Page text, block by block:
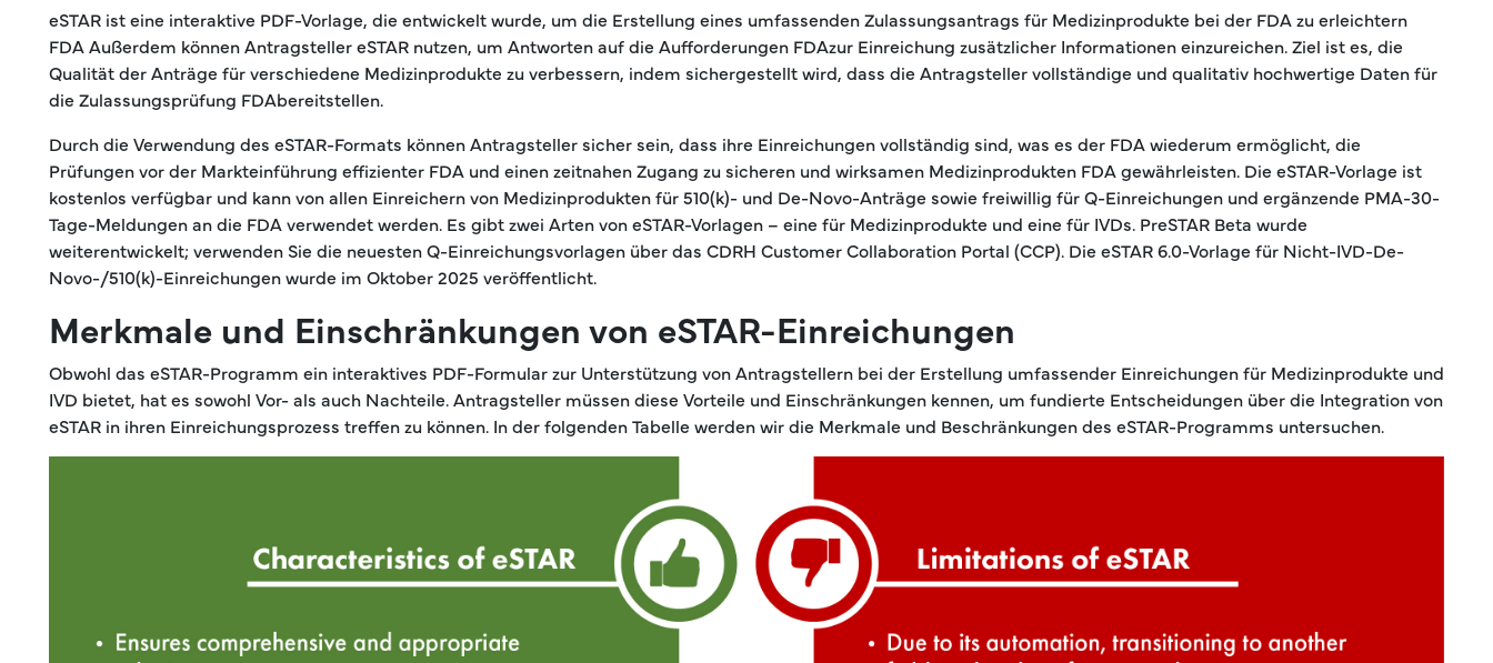
eSTAR ist eine interaktive PDF-Vorlage, die entwickelt wurde, um die Erstellung eines umfassenden Zulassungsantrags für Medizinprodukte bei der FDA zu erleichtern
FDA Außerdem können Antragsteller eSTAR nutzen, um Antworten auf die Aufforderungen FDAzur Einreichung zusätzlicher Informationen einzureichen. Ziel ist es, die
Qualität der Anträge für verschiedene Medizinprodukte zu verbessern, indem sichergestellt wird, dass die Antragsteller vollständige und qualitativ hochwertige Daten für
die Zulassungsprüfung FDAbereitstellen.
Durch die Verwendung des eSTAR-Formats können Antragsteller sicher sein, dass ihre Einreichungen vollständig sind, was es der FDA wiederum ermöglicht, die
Prüfungen vor der Markteinführung effizienter FDA und einen zeitnahen Zugang zu sicheren und wirksamen Medizinprodukten FDA gewährleisten. Die eSTAR-Vorlage ist
kostenlos verfügbar und kann von allen Einreichern von Medizinprodukten für 510(k)- und De-Novo-Anträge sowie freiwillig für Q-Einreichungen und ergänzende PMA-30-
Tage-Meldungen an die FDA verwendet werden. Es gibt zwei Arten von eSTAR-Vorlagen – eine für Medizinprodukte und eine für IVDs. PreSTAR Beta wurde
weiterentwickelt; verwenden Sie die neuesten Q-Einreichungsvorlagen über das CDRH Customer Collaboration Portal (CCP). Die eSTAR 6.0-Vorlage für Nicht-IVD-De-
Novo-/510(k)-Einreichungen wurde im Oktober 2025 veröffentlicht.
Merkmale und Einschränkungen von eSTAR-Einreichungen
Obwohl das eSTAR-Programm ein interaktives PDF-Formular zur Unterstützung von Antragstellern bei der Erstellung umfassender Einreichungen für Medizinprodukte und
IVD bietet, hat es sowohl Vor- als auch Nachteile. Antragsteller müssen diese Vorteile und Einschränkungen kennen, um fundierte Entscheidungen über die Integration von
eSTAR in ihren Einreichungsprozess treffen zu können. In der folgenden Tabelle werden wir die Merkmale und Beschränkungen des eSTAR-Programms untersuchen.